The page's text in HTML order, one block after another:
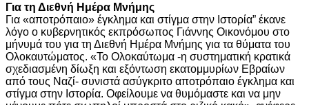
Για τη Διεθνή Ημέρα Μνήμης
Για «αποτρόπαιο» έγκλημα και στίγμα στην Ιστορία” έκανε
λόγο ο κυβερνητικός εκπρόσωπος Γιάννης Οικονόμου στο
μήνυμά του για τη Διεθνή Ημέρα Μνήμης για τα θύματα του
Ολοκαυτώματος. «Το Ολοκαύτωμα -η συστηματική κρατικά
σχεδιασμένη δίωξη και εξόντωση εκατομμυρίων Εβραίων
από τους Ναζί- συνιστά ασύγκριτο αποτρόπαιο έγκλημα και
στίγμα στην Ιστορία. Οφείλουμε να θυμόμαστε και να μην